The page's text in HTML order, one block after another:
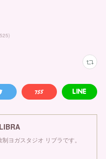
525)
ヨガスタジオ リブラです。